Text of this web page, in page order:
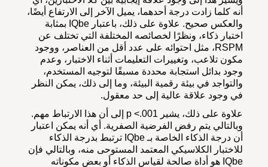
أنه كلما زادت درجة أحدهما، يميل الآخر إلى الارتفاع أيضًا،
والعكس صحيح. علاوة على ذلك، باعتبار IQbe بمثابة
اختبار ذكاء، ونظرًا لخصائصه المختلفة التي تختلف عن
RSPM، مثل احتوائه على عدد أقل من العناصر، ووجود
مكون تلاعب، وتغييرات التعليمات أثناء الاختبار، وعدم
وجود بدائل استجابة محددة مسبقًا لتوجيه المستخدم،
والتواجد في بيئة رقمية البيئة، وما إلى ذلك، يمكن النظر
في وجود علاقة عالية إلى حد معقول.
علاوة على ذلك، يشير p <.001 إلى أن هذا الارتباط مهم.
وبالتالي يتم رفض الفرضية الصفرية. أي أنه يمكن اعتبار
أن درجة الذكاء الخاصة بـ IQbe ترتبط بدرجة الذكاء
للاختبار الكلاسيكي المعتمد المستوحى منه، وبالتالي فإن
IQbe هو أداة صالحة لقياس الذكاء أو بعض مكوناته